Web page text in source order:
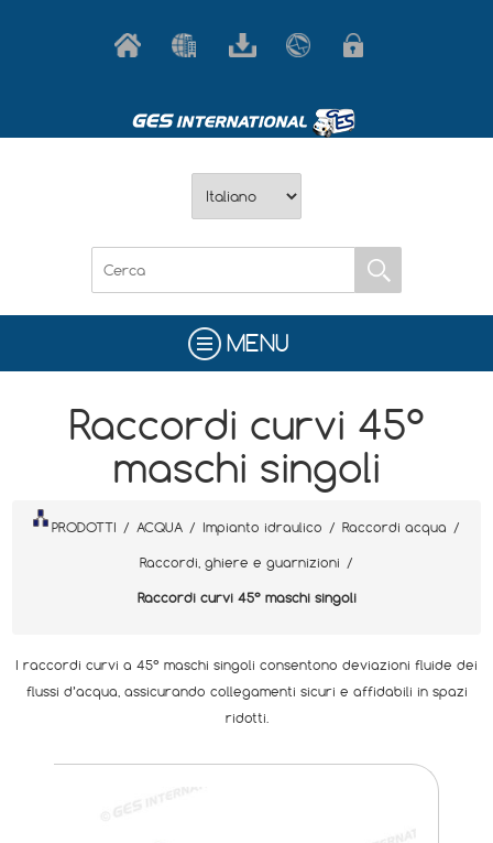
MENU
Raccordi curvi 45°
maschi singoli
PRODOTTI / ACQUA / Impianto idraulico / Raccordi acqua /
Raccordi, ghiere e guarnizioni /
Raccordi curvi 45° maschi singoli
I raccordi curvi a 45° maschi singoli consentono deviazioni fluide dei
flussi d’acqua, assicurando collegamenti sicuri e affidabili in spazi
ridotti.